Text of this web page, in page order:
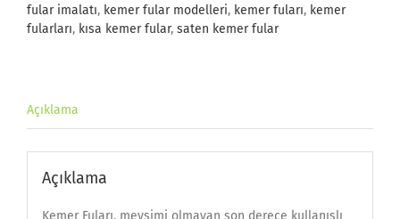
fular imalatı, kemer fular modelleri, kemer fuları, kemer
fularları, kısa kemer fular, saten kemer fular
Açıklama
Açıklama
Kemer Fuları, mevsimi olmayan son derece kullanışlı